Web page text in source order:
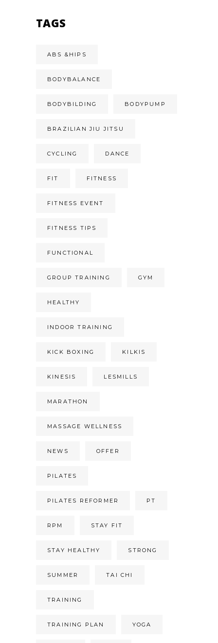
TAGS
ABS &HIPS
BODYBALANCE
BODYBILDING BODYPUMP
BRAZILIAN JIU JITSU
CYCLING DANCE
FIT FITNESS
FITNESS EVENT
FITNESS TIPS
FUNCTIONAL
GROUP TRAINING GYM
HEALTHY
INDOOR TRAINING
KICK BOXING KILKIS
KINESIS LESMILLS
MARATHON
MASSAGE WELLNESS
NEWS OFFER
PILATES
PILATES REFORMER PT
RPM STAY FIT
STAY HEALTHY STRONG
SUMMER TAI CHI
TRAINING
TRAINING PLAN YOGA